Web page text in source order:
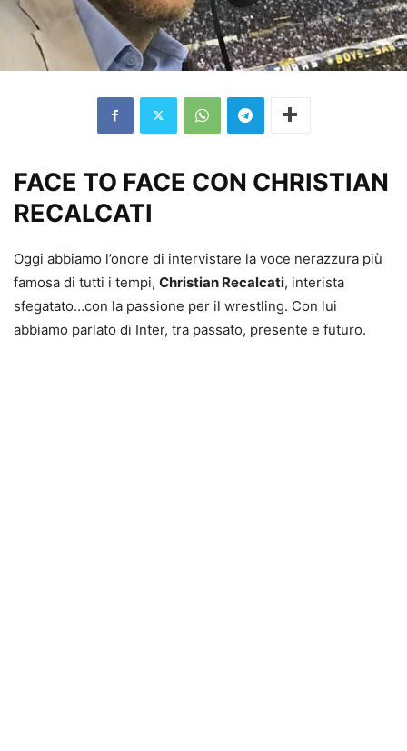
FACE TO FACE CON CHRISTIAN
RECALCATI
Oggi abbiamo l’onore di intervistare la voce nerazzura più
famosa di tutti i tempi, Christian Recalcati, interista
sfegatato…con la passione per il wrestling. Con lui
abbiamo parlato di Inter, tra passato, presente e futuro.